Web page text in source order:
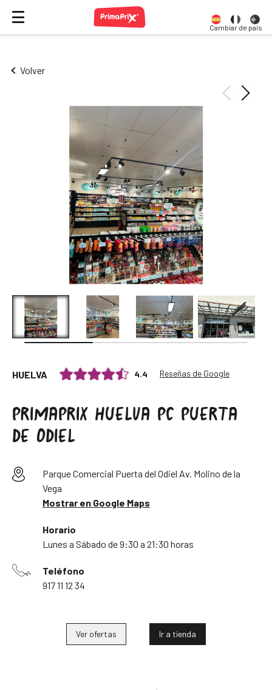
Cambiar de país
Volver
HUELVA 4.4 Reseñas de Google
PRIMAPRIX HUELVA PC PUERTA
DE ODIEL
Parque Comercial Puerta del Odiel Av. Molino de la
Vega
Mostrar en Google Maps
Horario
Lunes a Sábado de 9:30 a 21:30 horas
Teléfono
917 11 12 34
Ver ofertas Ir a tienda